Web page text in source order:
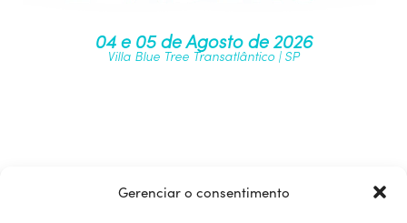
Gerenciar o consentimento
04 e 05 de Agosto de 2026
Villa Blue Tree Transatlântico | SP
Junte-se à nossa comunidade